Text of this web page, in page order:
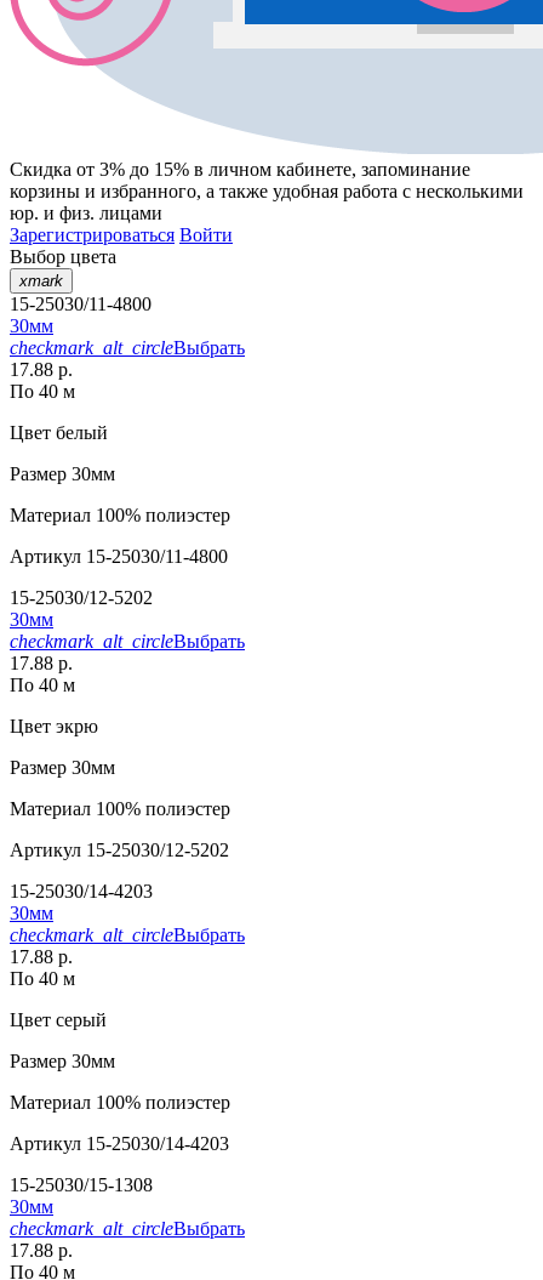
Скидка от 3% до 15% в личном кабинете, запоминание
корзины и избранного, а также удобная работа с несколькими
юр. и физ. лицами
Зарегистрироваться Войти
Выбор цвета
xmark
15-25030/11-4800
30мм
checkmark_alt_circleВыбрать
17.88 р.
По 40 м
Цвет белый
Размер 30мм
Материал 100% полиэстер
Артикул 15-25030/11-4800
15-25030/12-5202
30мм
checkmark_alt_circleВыбрать
17.88 р.
По 40 м
Цвет экрю
Размер 30мм
Материал 100% полиэстер
Артикул 15-25030/12-5202
15-25030/14-4203
30мм
checkmark_alt_circleВыбрать
17.88 р.
По 40 м
Цвет серый
Размер 30мм
Материал 100% полиэстер
Артикул 15-25030/14-4203
15-25030/15-1308
30мм
checkmark_alt_circleВыбрать
17.88 р.
По 40 м